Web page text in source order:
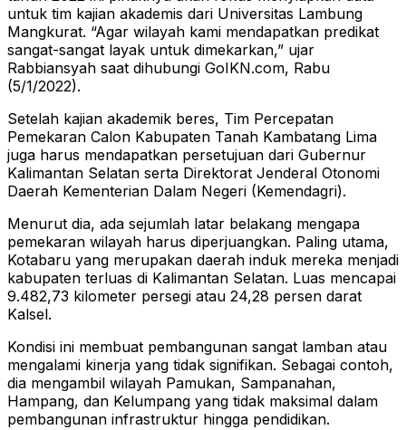
untuk tim kajian akademis dari Universitas Lambung
Mangkurat. “Agar wilayah kami mendapatkan predikat
sangat-sangat layak untuk dimekarkan,” ujar
Rabbiansyah saat dihubungi GoIKN.com, Rabu
(5/1/2022).
Setelah kajian akademik beres, Tim Percepatan
Pemekaran Calon Kabupaten Tanah Kambatang Lima
juga harus mendapatkan persetujuan dari Gubernur
Kalimantan Selatan serta Direktorat Jenderal Otonomi
Daerah Kementerian Dalam Negeri (Kemendagri).
Menurut dia, ada sejumlah latar belakang mengapa
pemekaran wilayah harus diperjuangkan. Paling utama,
Kotabaru yang merupakan daerah induk mereka menjadi
kabupaten terluas di Kalimantan Selatan. Luas mencapai
9.482,73 kilometer persegi atau 24,28 persen darat
Kalsel.
Kondisi ini membuat pembangunan sangat lamban atau
mengalami kinerja yang tidak signifikan. Sebagai contoh,
dia mengambil wilayah Pamukan, Sampanahan,
Hampang, dan Kelumpang yang tidak maksimal dalam
pembangunan infrastruktur hingga pendidikan.